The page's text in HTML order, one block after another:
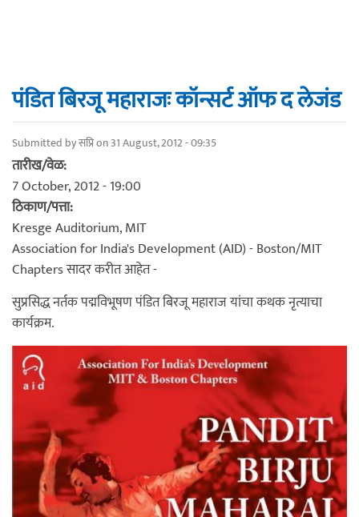
पंडित बिरजू महाराजः कॉन्सर्ट ऑफ द लेजंड
Submitted byसप्रिon 31 August, 2012 - 09:35
तारीख/वेळ:
7 October, 2012 - 19:00
ठिकाण/पत्ता:
Kresge Auditorium, MIT
Association for India's Development (AID) - Boston/MIT
Chapters सादर करीत आहेत -
सुप्रसिद्ध नर्तक पद्मविभूषण पंडित बिरजू महाराज यांचा कथक नृत्याचा
कार्यक्रम.